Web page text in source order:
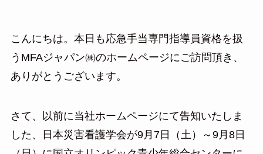
こんにちは。本日も応急手当専門指導員資格を扱
うMFAジャパン㈱のホームページにご訪問頂き、
ありがとうございます。
さて、以前に当社ホームページにて告知いたしま
した、日本災害看護学会が9月7日（土）～9月8日